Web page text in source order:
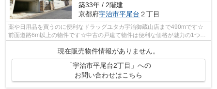
築33年 / 2階建
京都府宇治市平尾台 ２丁目
薬や日用品を買うのに便利なドラッグユタカ宇治御蔵山店まで490mです☆
前面道路6m以上の物件です☆中古の戸建て物件は便利な価格が魅力の1つで
現在販売物件情報がありません。
「宇治市平尾台2丁目」への
お問い合わせはこちら